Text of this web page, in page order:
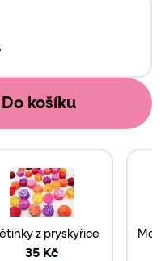
Do košíku
z pryskyřice
35 Kč